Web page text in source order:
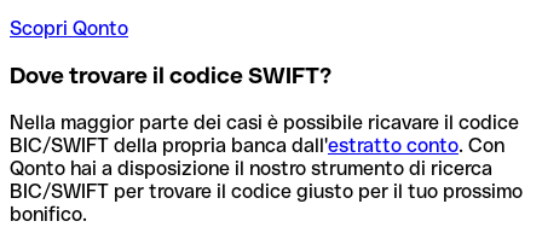
Scopri Qonto
Dove trovare il codice SWIFT?
Nella maggior parte dei casi è possibile ricavare il codice
BIC/SWIFT della propria banca dall'estratto conto. Con
Qonto hai a disposizione il nostro strumento di ricerca
BIC/SWIFT per trovare il codice giusto per il tuo prossimo
bonifico.